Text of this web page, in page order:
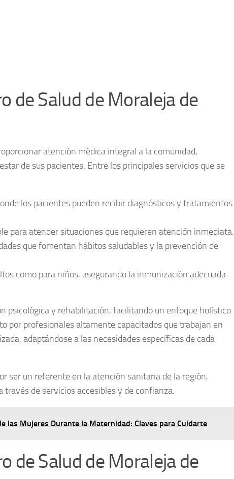
de Salud de Moraleja de
atención médica integral a la comunidad,
de sus pacientes. Entre los principales servicios que se
los pacientes pueden recibir diagnósticos y tratamientos
para atender situaciones que requieren atención inmediata.
que fomentan hábitos saludables y la prevención de
como para niños, asegurando la inmunización adecuada
psicológicay rehabilitación, facilitando un enfoque holístico
por profesionales altamente capacitados que trabajan en
adaptándose a las necesidades específicas de cada
ser un referente en la atención sanitaria de la región,
de servicios accesibles y de confianza.
las Mujeres Durante la Maternidad: Claves para Cuidarte
de Salud de Moraleja de